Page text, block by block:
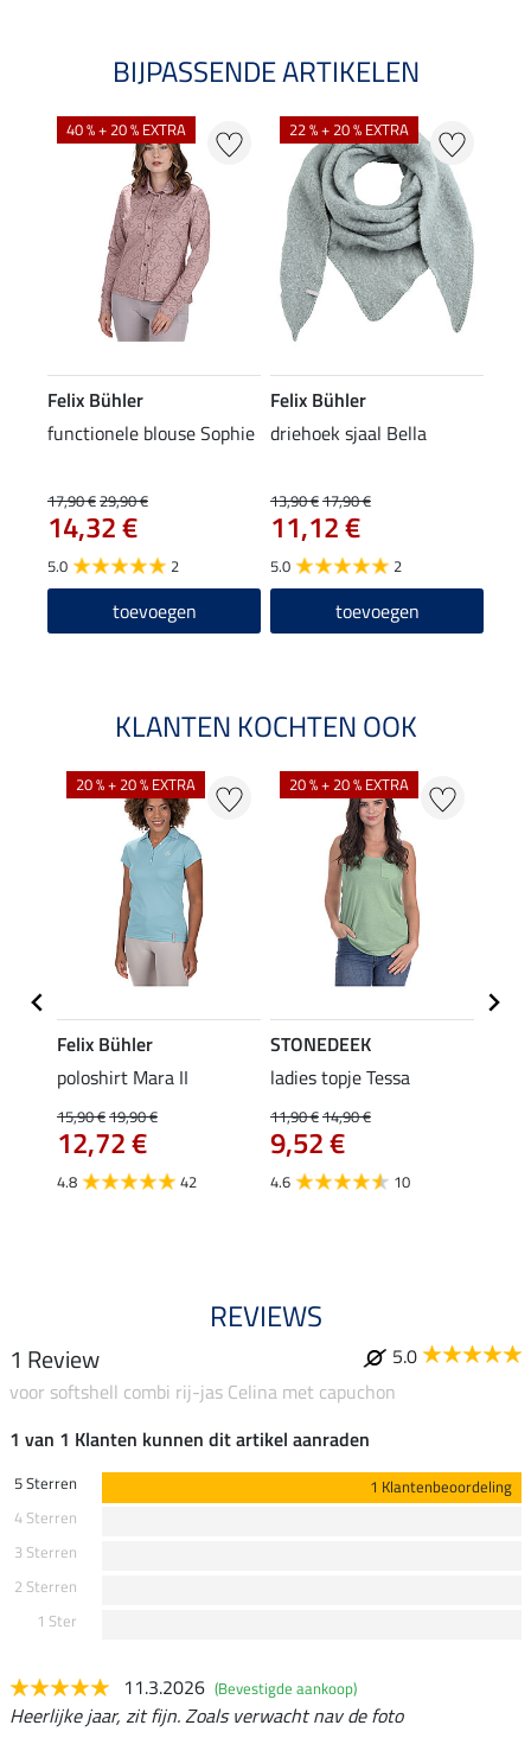
BIJPASSENDE ARTIKELEN
40 % + 20 % EXTRA
Felix Bühler
functionele blouse Sophie
17,90 €29,90 €
14,32 €
5.0 2
toevoegen
22 % + 20 % EXTRA
Felix Bühler
driehoek sjaal Bella
13,90 €17,90 €
11,12 €
5.0 2
toevoegen
KLANTEN KOCHTEN OOK
20 % + 20 % EXTRA
Felix Bühler
poloshirt Mara II
15,90 €19,90 €
12,72 €
4.8 42
20 % + 20 % EXTRA
STONEDEEK
ladies topje Tessa
11,90 €14,90 €
9,52 €
4.6 10
REVIEWS
1 Review
5.0
voor softshell combi rij-jas Celina met capuchon
1 van 1 Klanten kunnen dit artikel aanraden
5 Sterren
1 Klantenbeoordeling
4 Sterren
3 Sterren
2 Sterren
1 Ster
11.3.2026 (Bevestigde aankoop)
Heerlijke jaar, zit fijn. Zoals verwacht nav de foto